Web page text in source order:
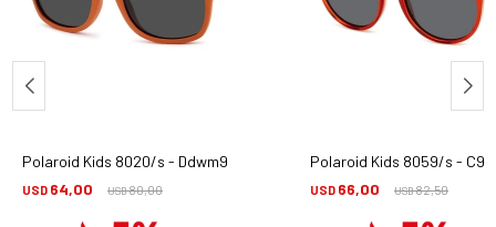
Polaroid Kids 8020/s - Ddwm9
USD 64,00 USD80,00
Polaroid Kids 8059/s -
USD 66,00 USD82,50